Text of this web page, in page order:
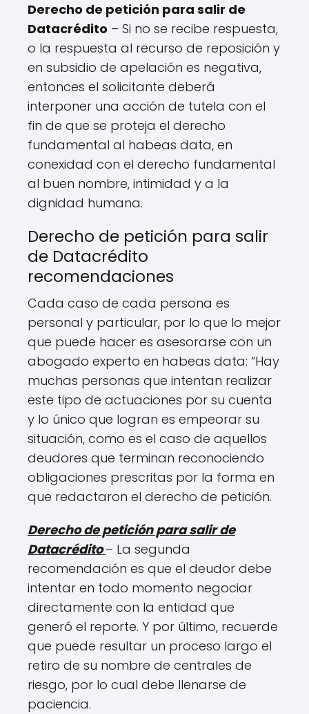
Derecho de petición para salir de
Datacrédito – Si no se recibe respuesta,
o la respuesta al recurso de reposición y
en subsidio de apelación es negativa,
entonces el solicitante deberá
interponer una acción de tutela con el
fin de que se proteja el derecho
fundamental al habeas data, en
conexidad con el derecho fundamental
al buen nombre, intimidad y a la
dignidad humana.
Derecho de petición para salir
de Datacrédito
recomendaciones
Cada caso de cada persona es
personal y particular, por lo que lo mejor
que puede hacer es asesorarse con un
abogado experto en habeas data: “Hay
muchas personas que intentan realizar
este tipo de actuaciones por su cuenta
y lo único que logran es empeorar su
situación, como es el caso de aquellos
deudores que terminan reconociendo
obligaciones prescritas por la forma en
que redactaron el derecho de petición.
Derecho de petición para salir de
Datacrédito – La segunda
recomendación es que el deudor debe
intentar en todo momento negociar
directamente con la entidad que
generó el reporte. Y por último, recuerde
que puede resultar un proceso largo el
retiro de su nombre de centrales de
riesgo, por lo cual debe llenarse de
paciencia.